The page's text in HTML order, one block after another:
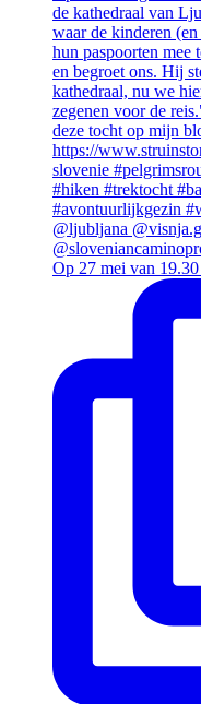
Op 27 mei van